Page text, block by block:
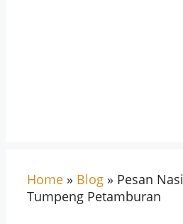
Home » Blog » Pesan Nasi
Tumpeng Petamburan